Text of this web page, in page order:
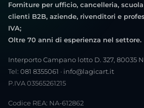
Forniture per ufficio, cancelleria,
clienti B2B, aziende, rivenditori e
IVA;
Oltre 70 anni di esperienza nel settore.
Interporto Campano lotto D. 327, 80035
Tel: 081 8355061 · info@lagicart.it
P.IVA 03565261215
Codice REA: NA-612862